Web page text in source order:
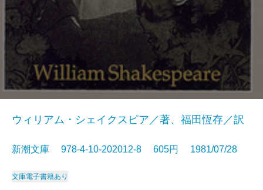
ウィリアム・シェイクスピア／著、福田恆存／訳
新潮文庫 978-4-10-202012-8 605円 1981/07/28
文庫電子書籍あり